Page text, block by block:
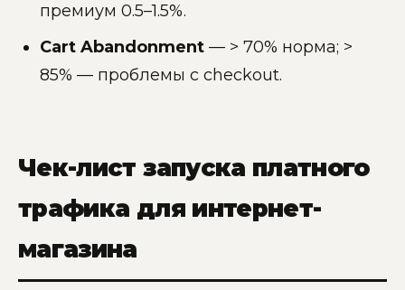
премиум 0.5–1.5%.
Cart Abandonment — > 70% норма; >
85% — проблемы с checkout.
Чек-лист запуска платного
трафика для интернет-
магазина